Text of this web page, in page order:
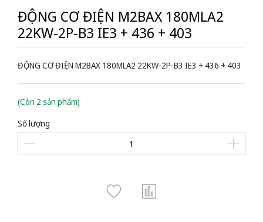
ĐỘNG CƠ ĐIỆN M2BAX 180MLA2
22KW-2P-B3 IE3 + 436 + 403
ĐỘNG CƠ ĐIỆN M2BAX 180MLA2 22KW-2P-B3 IE3 + 436 + 403
(Còn 2 sản phẩm)
Số lượng